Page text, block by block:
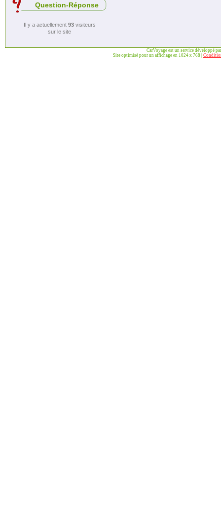
Question-Réponse
Il y a actuellement 93visiteurs
sur le site
CarVoyage est un service développé
Site optimisé pour un affichage en 1024 x 768 |